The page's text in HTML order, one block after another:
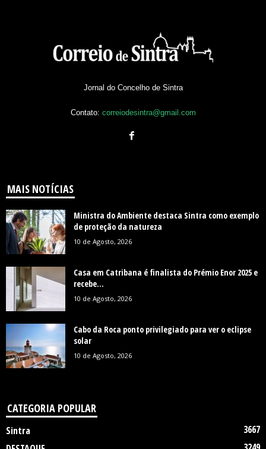
Jornal do Concelho de Sintra
Contato: correiodesintra@gmail.com
MAIS NOTÍCIAS
Ministra do Ambiente destaca Sintra como exemplo
de proteção da natureza
10 de Agosto, 2026
Casa em Catribana é finalista do Prémio Enor 2025 e
recebe...
10 de Agosto, 2026
Cabo da Roca ponto privilegiado para ver o eclipse
solar
10 de Agosto, 2026
CATEGORIA POPULAR
Sintra
3667